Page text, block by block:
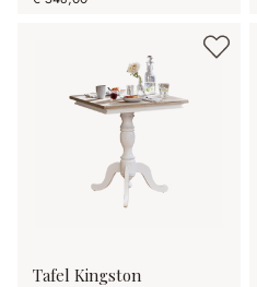
Tafel Kingston